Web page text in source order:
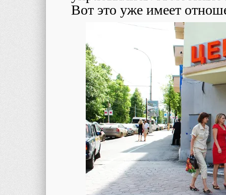
Вот это уже имеет